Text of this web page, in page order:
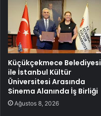
Küçükçekmece Belediyesi
ile İstanbul Kültür
Üniversitesi Arasında
Sinema Alanında İş Birliği
Ağustos 8, 2026